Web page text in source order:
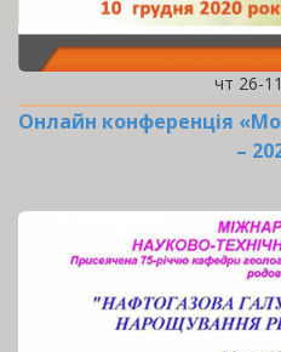
чт 26-
Онлайн конференція
–